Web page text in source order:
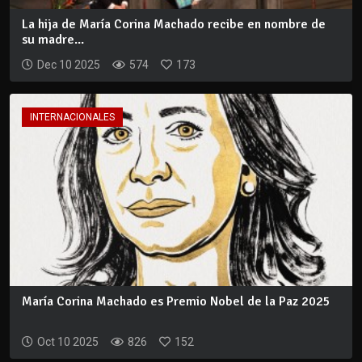
La hija de María Corina Machado recibe en nombre de
su madre...
Dec 10 2025 574 173
INTERNACIONALES
María Corina Machado es Premio Nobel de la Paz 2025
Oct 10 2025 826 152